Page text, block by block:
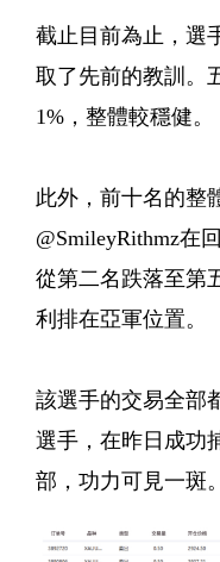
截止目前為止，選
取了先前的教訓。
1%，整體較穩健。
此外，前十名的整
@SmileyRithmz在
從第二名跌落至第
利排在亞軍位置。
該選手的交易全部
選手，在昨日成功
部，功力可見一斑。